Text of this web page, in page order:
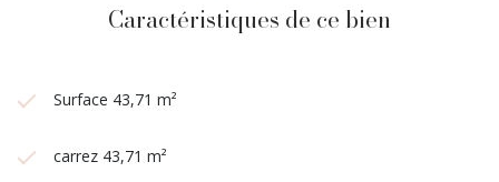
Caractéristiques de ce bien
Surface 43,71 m²
carrez 43,71 m²